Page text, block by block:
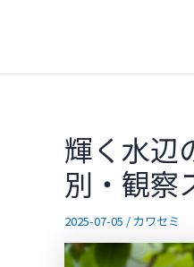
輝く水辺
別・観察
2025-07-05 / カワセミ